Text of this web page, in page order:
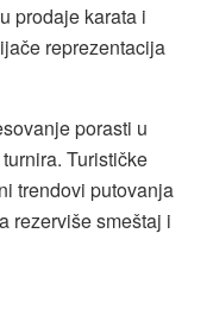
prodaje karata i
reprezentacija
porasti u
Turističke
trendovi putovanja
rezerviše smeštaj i